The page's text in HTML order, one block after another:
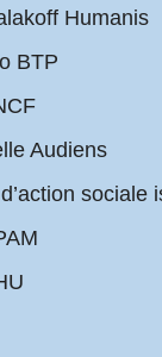
Humanis
BTP
Audiens
sociale